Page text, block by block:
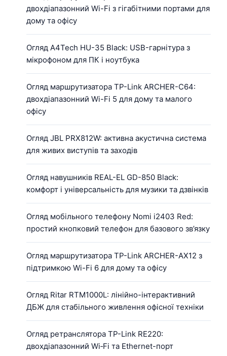
двохдіапазонний Wi-Fi з гігабітними портами для
дому та офісу
Огляд A4Tech HU-35 Black: USB-гарнітура з
мікрофоном для ПК і ноутбука
Огляд маршрутизатора TP-Link ARCHER-C64:
двохдіапазонний Wi-Fi 5 для дому та малого
офісу
Огляд JBL PRX812W: активна акустична система
для живих виступів та заходів
Огляд навушників REAL-EL GD-850 Black:
комфорт і універсальність для музики та дзвінків
Огляд мобільного телефону Nomi i2403 Red:
простий кнопковий телефон для базового зв’язку
Огляд маршрутизатора TP-Link ARCHER-AX12 з
підтримкою Wi-Fi 6 для дому та офісу
Огляд Ritar RTM1000L: лінійно-інтерактивний
ДБЖ для стабільного живлення офісної техніки
Огляд ретранслятора TP-Link RE220:
двохдіапазонний Wi‑Fi та Ethernet-порт